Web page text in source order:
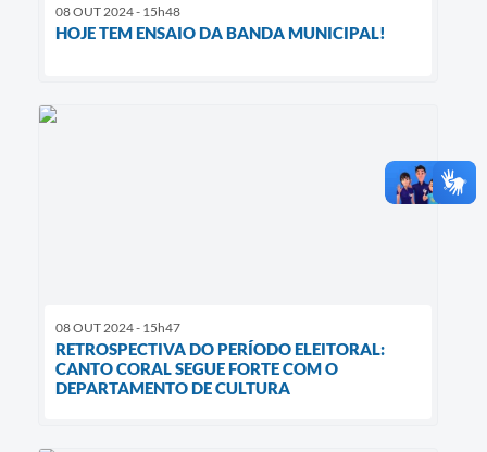
08 OUT 2024 - 15h48
HOJE TEM ENSAIO DA BANDA MUNICIPAL!
08 OUT 2024 - 15h47
RETROSPECTIVA DO PERÍODO ELEITORAL:
CANTO CORAL SEGUE FORTE COM O
DEPARTAMENTO DE CULTURA